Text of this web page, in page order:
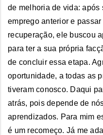
de melhoria de vida: após
emprego anterior e
recuperação, ele buscou
para ter a sua própria
de concluir essa etapa.
oportunidade, a todas as
tiveram conosco. Daqui
atrás, pois depende de
aprendizados. Para mim
é um recomeço. Já me